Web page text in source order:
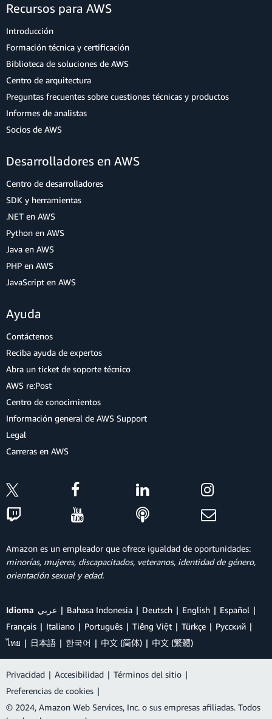
Recursos para AWS
Introducción
Formación técnica y certificación
Biblioteca de soluciones de AWS
Centro de arquitectura
Preguntas frecuentes sobre cuestiones técnicas y productos
Informes de analistas
Socios de AWS
Desarrolladores en AWS
Centro de desarrolladores
SDK y herramientas
.NET en AWS
Python en AWS
Java en AWS
PHP en AWS
JavaScript en AWS
Ayuda
Contáctenos
Reciba ayuda de expertos
Abra un ticket de soporte técnico
AWS re:Post
Centro de conocimientos
Información general de AWS Support
Legal
Carreras en AWS
Amazon es un empleador que ofrece igualdad de oportunidades:
minorías, mujeres, discapacitados, veteranos, identidad de género,
orientación sexual y edad.
Idioma عربي Bahasa Indonesia Deutsch English
Español
Français
Italiano Português Tiếng Việt Türkçe
Ρусский
ไทย
日本語 한국어 中文 (简体) 中文 (繁體)
Privacidad | Accesibilidad | Términos del sitio |
Preferencias de cookies |
© 2024, Amazon Web Services, Inc. o sus empresas afiliadas. Todos